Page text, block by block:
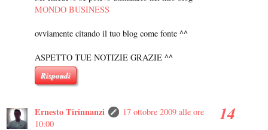
MONDO BUSINESS
ovviamente citando il tuo blog come fonte ^^
ASPETTO TUE NOTIZIE GRAZIE ^^
Rispondi
Ernesto Tirinnanzi
17 ottobre 2009 alle ore
10:00